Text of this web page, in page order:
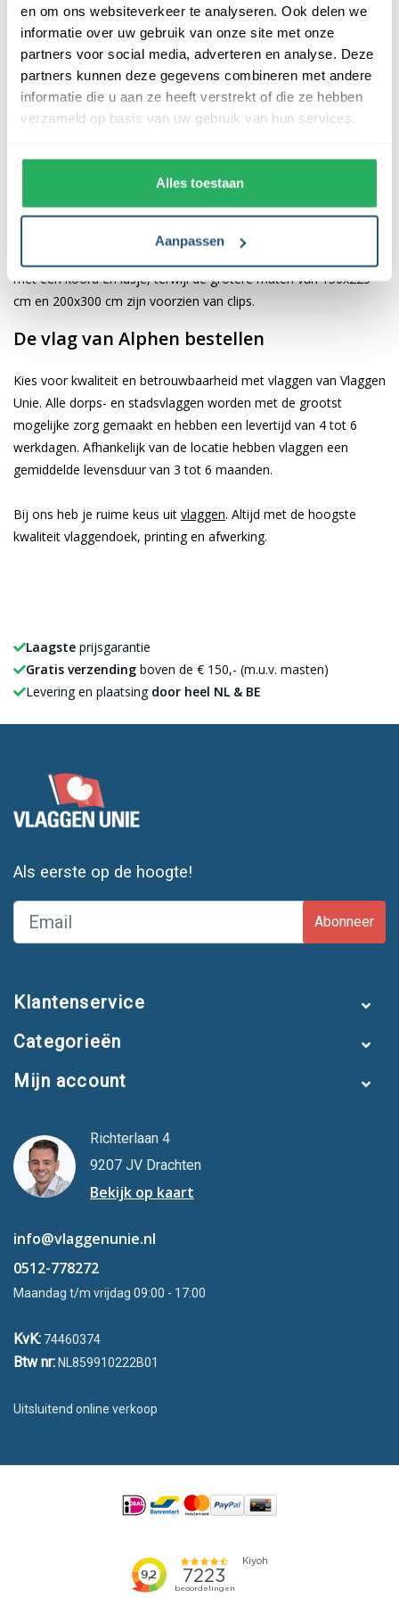
en om ons websiteverkeer te analyseren. Ook delen we
informatie over uw gebruik van onze site met onze
partners voor social media, adverteren en analyse. Deze
partners kunnen deze gegevens combineren met andere
informatie die u aan ze heeft verstrekt of die ze hebben
verzameld op basis van uw gebruik van hun services.
Alles toestaan
Aanpassen
De afwerking van onze vlaggen is van hoge kwaliteit. Ze zijn
voorzien van een sterke kopband en een dubbele stiknaad, wat
bijdraagt aan hun duurzaamheid en stevigheid. Wij bieden de
vlag vanAlphen aan in verschillende afmetingen, namelijk 40x60
cm, 70x100 cm, 100x150 cm, 150x225 cm en 200x300 cm.
Afhankelijk van de afmetingen die je kiest, worden de vlaggen
voorzien van verschillende bevestigingsmogelijkheden. De
met een koord en lusje, terwijl de grotere maten van 150x225
cm en 200x300 cm zijn voorzien van clips.
De vlag van Alphen bestellen
Kies voor kwaliteit en betrouwbaarheid met vlaggen van Vlaggen
Unie. Alle dorps- en stadsvlaggen worden met de grootst
mogelijke zorg gemaakt en hebben een levertijd van 4 tot 6
werkdagen. Afhankelijk van de locatie hebben vlaggen een
gemiddelde levensduur van 3 tot 6 maanden.
Bij ons heb je ruime keus uit vlaggen. Altijd met de hoogste
kwaliteit vlaggendoek, printing en afwerking.
Laagste prijsgarantie
Gratis verzending boven de € 150,- (m.u.v. masten)
Levering en plaatsing door heel NL & BE
Als eerste op de hoogte!
Abonneer
Klantenservice
Categorieën
Mijn account
Richterlaan 4
9207 JV Drachten
Bekijk op kaart
info@vlaggenunie.nl
0512-778272
Maandag t/m vrijdag 09:00 - 17:00
KvK: 74460374
Btw nr: NL859910222B01
Uitsluitend online verkoop